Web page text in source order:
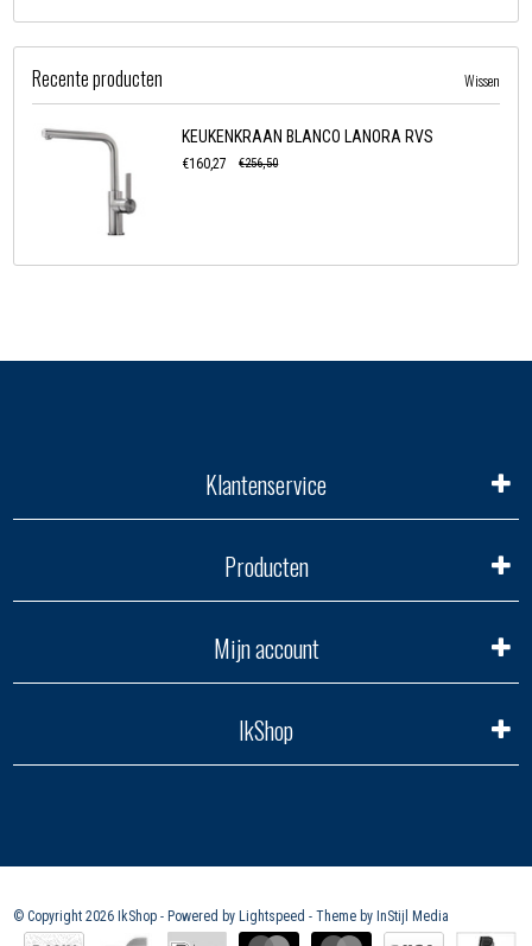
Recente producten Wissen
KEUKENKRAAN BLANCO LANORA RVS
€160,27 €256,50
Klantenservice
Producten
Mijn account
IkShop
© Copyright 2026 IkShop - Powered by Lightspeed - Theme by InStijl Media